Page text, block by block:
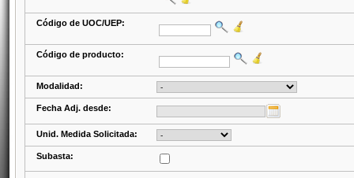
Código de UOC/UEP:
Código de producto:
Modalidad:
Fecha Adj. desde:
Unid. Medida Solicitada:
Subasta: